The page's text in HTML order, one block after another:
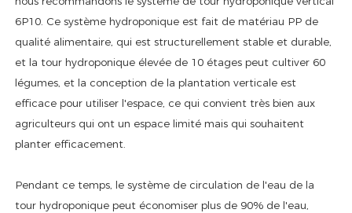
6P10. Ce système hydroponique est fait de matériau PP de
qualité alimentaire, qui est structurellement stable et durable,
et la tour hydroponique élevée de 10 étages peut cultiver 60
légumes, et la conception de la plantation verticale est
efficace pour utiliser l'espace, ce qui convient très bien aux
agriculteurs qui ont un espace limité mais qui souhaitent
planter efficacement.
Pendant ce temps, le système de circulation de l'eau de la
tour hydroponique peut économiser plus de 90% de l'eau,